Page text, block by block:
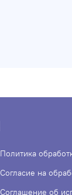
Политика
Согласие на
Соглашение об